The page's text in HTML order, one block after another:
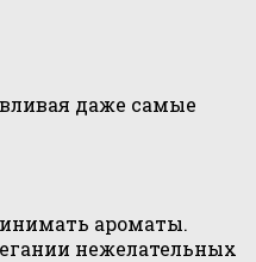
даже самые
ароматы.
нежелательных